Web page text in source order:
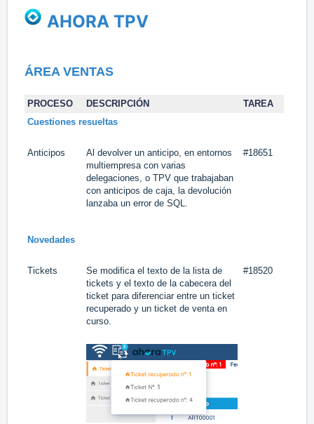
AHORA TPV
ÁREA VENTAS
PROCESO DESCRIPCIÓN
TAREA
Cuestiones resueltas
Anticipos
Al devolver un anticipo, en entornos
multiempresa con varias
delegaciones, o TPV que trabajaban
con anticipos de caja, la devolución
lanzaba un error de SQL.
#18651
Novedades
Tickets
Se modifica el texto de la lista de
tickets y el texto de la cabecera del
ticket para diferenciar entre un ticket
recuperado y un ticket de venta en
curso.
#18520